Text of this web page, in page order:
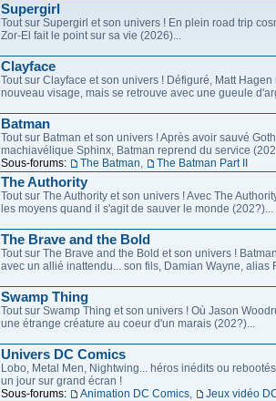
Supergirl
Tout sur Supergirl et son univers ! En plein road trip
Zor-El fait le point sur sa vie (2026)...
Clayface
Tout sur Clayface et son univers ! Défiguré, Matt Hagen
nouveau visage, mais se retrouve avec une gueule
Batman
Tout sur Batman et son univers ! Après avoir sauvé
machiavélique Sphinx, Batman reprend du service
Sous-forums:
The Batman The Batman Part II
The Authority
Tout sur The Authority et son univers ! Avec The
les moyens quand il s'agit de sauver le monde (202?)...
The Brave and the Bold
Tout sur The Brave and the Bold et son univers !
avec un allié inattendu... son fils, Damian Wayne, alias
Swamp Thing
Tout sur Swamp Thing et son univers ! Où Jason
une étrange créature au coeur d'un marais (202?)...
Univers DC Comics
Lobo, Metal Men, Nightwing... héros inédits ou
un jour sur grand écran !
Sous-forums:
Animation DC Comics Jeux vidéo